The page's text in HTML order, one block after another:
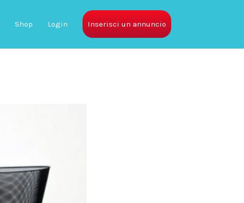
Shop Login Inserisci un annuncio